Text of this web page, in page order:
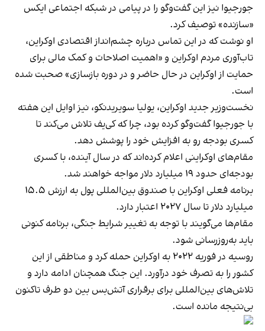
جورجیوا نیز این گفت‌وگو را در پیامی در شبکه اجتماعی ایکس
«سازنده» توصیف کرد.
او نوشت که در این تماس درباره چشم‌انداز اقتصادی اوکراین،
تاب‌آوری مردم اوکراین و «اهمیت اصلاحات و کمک مالی برای
حمایت از اوکراین در حال حاضر و در دوره بازسازی» صحبت شده
است.
نخست‌وزیر جدید اوکراین، یولیا سویریدنکو، نیز اوایل این هفته
با جورجیوا گفت‌وگو کرده بود، چرا که کی‌یف تلاش می‌کند تا
کسری بودجه رو به افزایش خود را پوشش دهد.
مقام‌های اوکراینی اعلام کرده‌اند که در سال آینده، با کسری
بودجه‌ای حدود ۱۹ میلیارد دلار مواجه خواهند شد.
برنامه فعلی اوکراین با صندوق بین‌المللی پول به ارزش ۱۵.۵
میلیارد دلار تا سال ۲۰۲۷ اعتبار دارد.
مقام‌ها می‌گویند با توجه به تغییر شرایط جنگی، برنامه کنونی
باید به‌روزرسانی شود.
روسیه در فوریه ۲۰۲۲ به اوکراین حمله کرد و مناطقی از این
کشور را به تصرف خود درآورد. این جنگ همچنان ادامه دارد و
تلاش‌های بین‌المللی برای برقراری آتش‌بس بین دو طرف تاکنون
بی‌نتیجه مانده است.